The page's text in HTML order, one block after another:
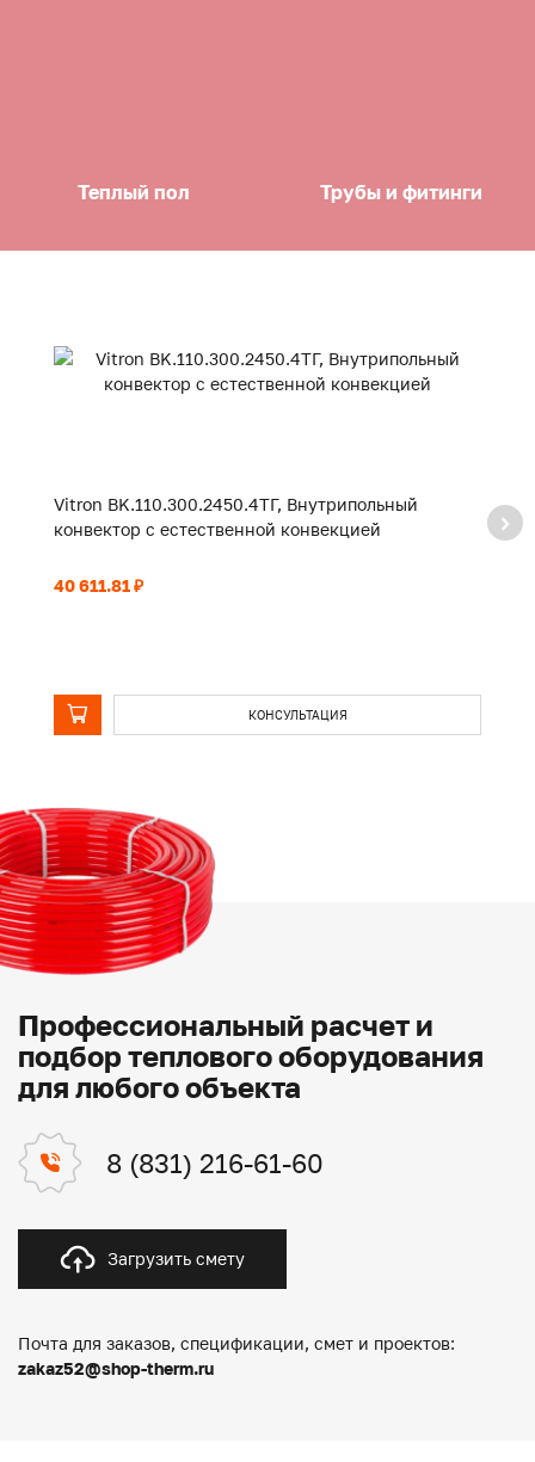
Теплый пол Трубы и фитинги
Vitron BK.110.300.2450.4ТГ, Внутрипольный
конвектор с естественной конвекцией
40 611.81 ₽
КОНСУЛЬТАЦИЯ
Профессиональный расчет и
подбор теплового оборудования
для любого объекта
8 (831) 216-61-60
Загрузить смету
Почта для заказов, спецификации, смет и проектов:
zakaz52@shop-therm.ru